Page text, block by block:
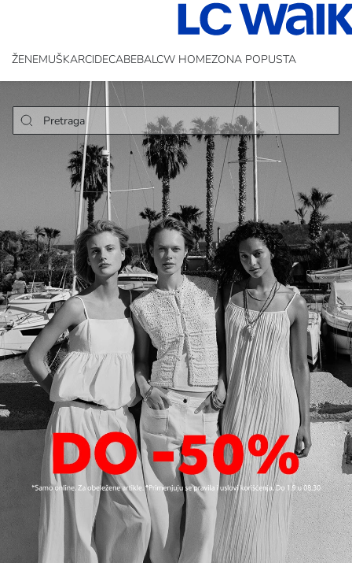
ŽENEMUŠKARCIDECABEBALCW HOMEZONA POPUSTA